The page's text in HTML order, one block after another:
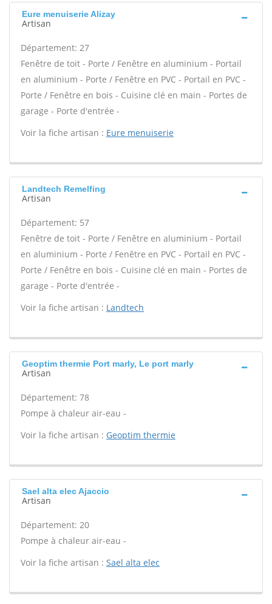
Eure menuiserie Alizay
Artisan
Département: 27
Fenêtre de toit - Porte / Fenêtre en aluminium - Portail
en aluminium - Porte / Fenêtre en PVC - Portail en PVC -
Porte / Fenêtre en bois - Cuisine clé en main - Portes de
garage - Porte d'entrée -
Voir la fiche artisan : Eure menuiserie
Landtech Remelfing
Artisan
Département: 57
Fenêtre de toit - Porte / Fenêtre en aluminium - Portail
en aluminium - Porte / Fenêtre en PVC - Portail en PVC -
Porte / Fenêtre en bois - Cuisine clé en main - Portes de
garage - Porte d'entrée -
Voir la fiche artisan : Landtech
Geoptim thermie Port marly, Le port marly
Artisan
Département: 78
Pompe à chaleur air-eau -
Voir la fiche artisan : Geoptim thermie
Sael alta elec Ajaccio
Artisan
Département: 20
Pompe à chaleur air-eau -
Voir la fiche artisan : Sael alta elec